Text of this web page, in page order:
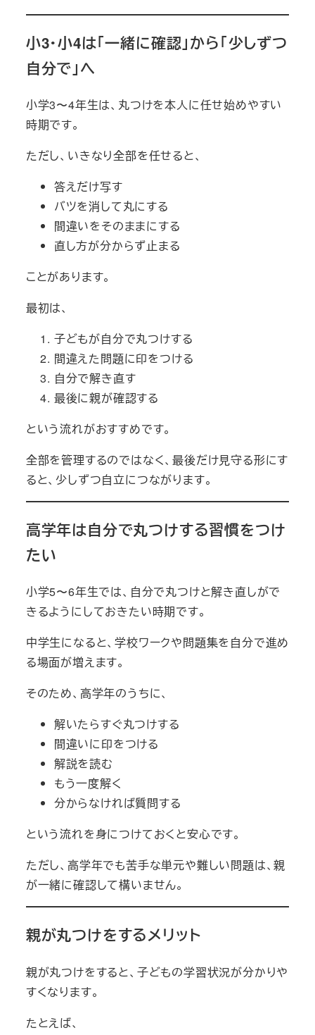
小3・小4は「一緒に確認」から「少しずつ
自分で」へ
小学3〜4年生は、丸つけを本人に任せ始めやすい
時期です。
ただし、いきなり全部を任せると、
答えだけ写す
バツを消して丸にする
間違いをそのままにする
直し方が分からず止まる
ことがあります。
最初は、
子どもが自分で丸つけする
間違えた問題に印をつける
自分で解き直す
最後に親が確認する
という流れがおすすめです。
全部を管理するのではなく、最後だけ見守る形にす
ると、少しずつ自立につながります。
高学年は自分で丸つけする習慣をつけ
たい
小学5〜6年生では、自分で丸つけと解き直しがで
きるようにしておきたい時期です。
中学生になると、学校ワークや問題集を自分で進め
る場面が増えます。
そのため、高学年のうちに、
解いたらすぐ丸つけする
間違いに印をつける
解説を読む
もう一度解く
分からなければ質問する
という流れを身につけておくと安心です。
ただし、高学年でも苦手な単元や難しい問題は、親
が一緒に確認して構いません。
親が丸つけをするメリット
親が丸つけをすると、子どもの学習状況が分かりや
すくなります。
たとえば、